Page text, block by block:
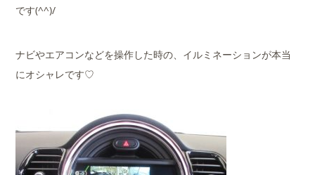
です(^^)/
ナビやエアコンなどを操作した時の、イルミネーションが本当
にオシャレです♡